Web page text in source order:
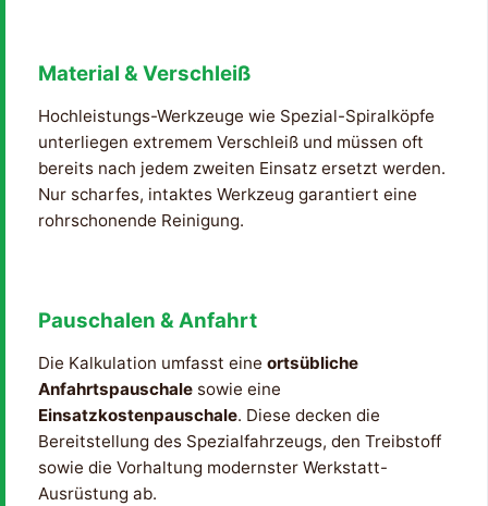
Material & Verschleiß
Hochleistungs-Werkzeuge wie Spezial-Spiralköpfe
unterliegen extremem Verschleiß und müssen oft
bereits nach jedem zweiten Einsatz ersetzt werden.
Nur scharfes, intaktes Werkzeug garantiert eine
rohrschonende Reinigung.
Pauschalen & Anfahrt
Die Kalkulation umfasst eine ortsübliche
Anfahrtspauschale sowie eine
Einsatzkostenpauschale. Diese decken die
Bereitstellung des Spezialfahrzeugs, den Treibstoff
sowie die Vorhaltung modernster Werkstatt-
Ausrüstung ab.